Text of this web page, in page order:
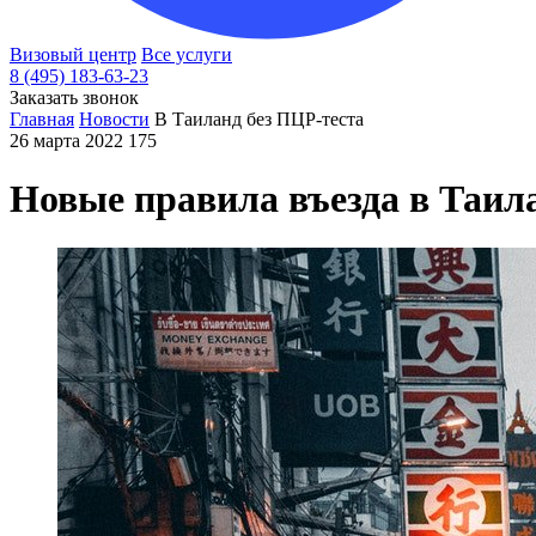
Визовый центр Все услуги
8 (495) 183-63-23
Заказать звонок
Главная Новости В Таиланд без ПЦР-теста
26 марта 2022 175
Новые правила въезда в